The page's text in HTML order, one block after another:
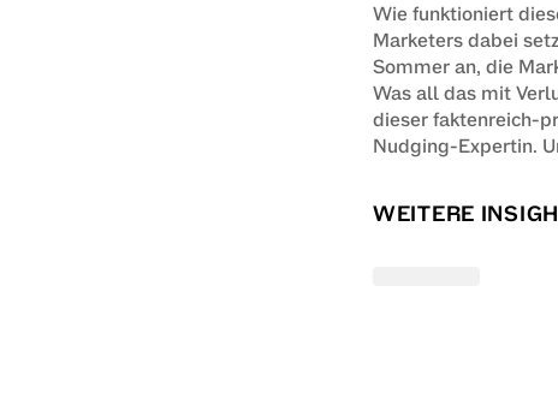
Wie funktioniert
Marketers dabei
Sommer an, die
Was all das mit
dieser faktenreich-
Nudging-Expertin.
WEITERE